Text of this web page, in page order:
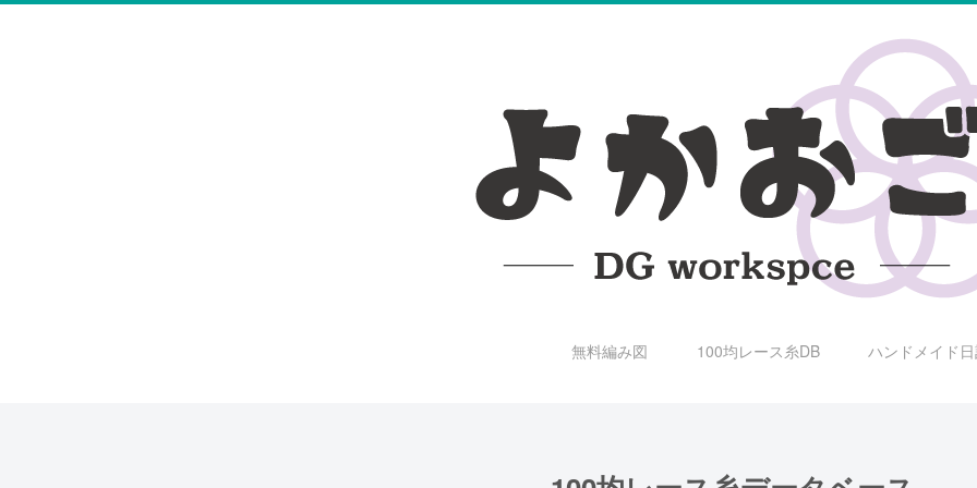
無料編み図 100均レース糸DB ハンドメイド